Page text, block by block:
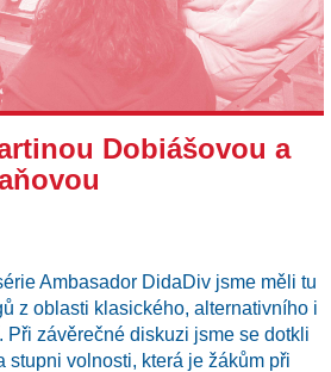
Dobiášovou a
Ambasador DidaDiv jsme měli tu
z oblasti klasického, alternativního i
závěrečné diskuzi jsme se dotkli
stupni volnosti, která je žákům při